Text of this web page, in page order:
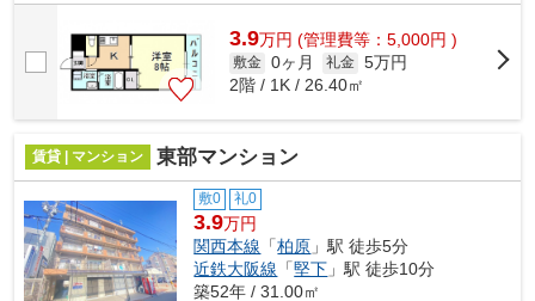
3.9万円 (管理費等：5,000円 )
敷金 0ヶ月 礼金 5万円
2階 / 1K / 26.40㎡
賃貸 | マンション 東部マンション
敷0 礼0
3.9万円
関西本線 「柏原 」駅 徒歩5分
近鉄大阪線 「堅下 」駅 徒歩10分
築52年 / 31.00㎡